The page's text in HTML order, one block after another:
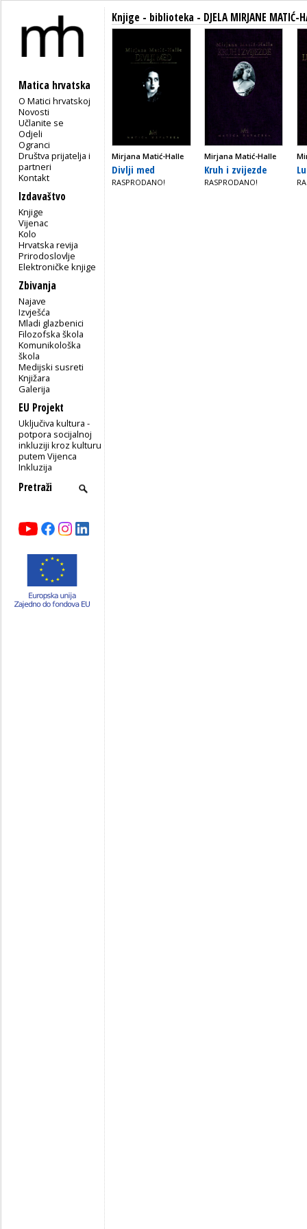
Matica hrvatska
O Matici hrvatskoj
Novosti
Učlanite se
Odjeli
Ogranci
Društva prijatelja i
partneri
Kontakt
Izdavaštvo
Knjige
Vijenac
Kolo
Hrvatska revija
Prirodoslovlje
Elektroničke knjige
Zbivanja
Najave
Izvješća
Mladi glazbenici
Filozofska škola
Komunikološka
škola
Medijski susreti
Knjižara
Galerija
EU Projekt
Uključiva kultura -
potpora socijalnoj
inkluziji kroz kulturu
putem Vijenca
Inkluzija
Knjige - biblioteka - DJELA MIRJANE MATIĆ-
Mirjana Matić-Halle
Divlji med
RASPRODANO!
Mirjana Matić-Halle
Kruh i zvijezde
RASPRODANO!